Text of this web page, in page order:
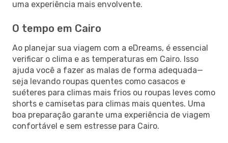
uma experiência mais envolvente.
O tempo em Cairo
Ao planejar sua viagem com a eDreams, é essencial
verificar o clima e as temperaturas em Cairo. Isso
ajuda você a fazer as malas de forma adequada—
seja levando roupas quentes como casacos e
suéteres para climas mais frios ou roupas leves como
shorts e camisetas para climas mais quentes. Uma
boa preparação garante uma experiência de viagem
confortável e sem estresse para Cairo.